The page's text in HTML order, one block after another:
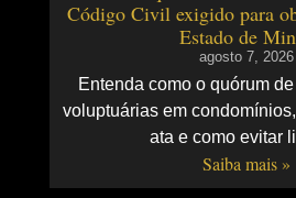
Código Civil exigido para
Estado de
agosto 7, 2026
Entenda como o quórum
voluptuárias em
ata e como evitar
Saiba mais »